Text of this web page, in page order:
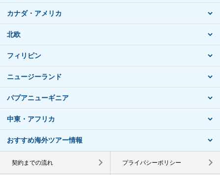
カナダ・アメリカ
北欧
フィリピン
ニュージーランド
パプアニューギニア
中東・アフリカ
おすすめ海外ツアー情報
契約までの流れ プライバシーポリシー